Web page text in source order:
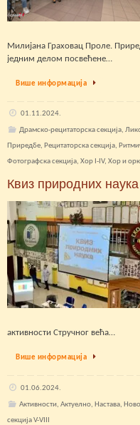
Милијана Граховац Проле.
једним делом посвећене…
Више информација
01.11.2024.
Драмско-рецитаторска секција,
Приредбе, Рецитаторска секција,
Фотографска секција, Хор I-IV, Хор и
Квиз природних
активности Стручног већа…
Више информација
01.06.2024.
Активности, Актуелно, Настава,
секција V-VIII